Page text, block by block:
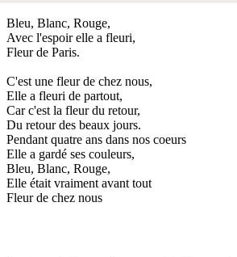
Bleu, Blanc, Rouge,
Avec l'espoir elle a fleuri,
Fleur de Paris.
C'est une fleur de chez nous,
Elle a fleuri de partout,
Car c'est la fleur du retour,
Du retour des beaux jours.
Pendant quatre ans dans nos coeurs
Elle a gardé ses couleurs,
Bleu, Blanc, Rouge,
Elle était vraiment avant tout
Fleur de chez nous